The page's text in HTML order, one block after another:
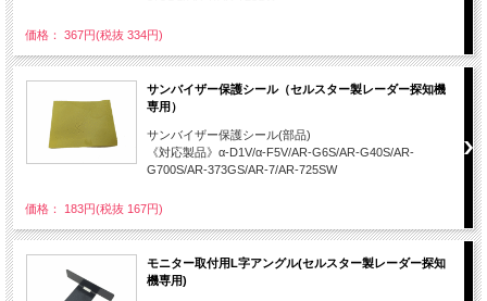
価格： 367円(税抜 334円)
サンバイザー保護シール（セルスター製レーダー探知機
専用）
サンバイザー保護シール(部品)
《対応製品》α-D1V/α-F5V/AR-G6S/AR-G40S/AR-
G700S/AR-373GS/AR-7/AR-725SW
価格： 183円(税抜 167円)
モニター取付用L字アングル(セルスター製レーダー探知
機専用)